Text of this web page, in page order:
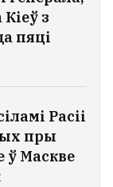
з
пяці
Расіі
пры
ў Маскве